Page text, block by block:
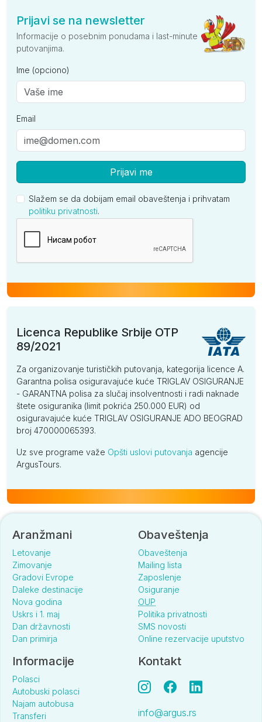
Prijavi se na newsletter
Informacije o posebnim ponudama i last-minute
putovanjima.
Ime (opciono)
Email
Prijavi me
Slažem se da dobijam email obaveštenja i prihvatam
politiku privatnosti.
Licenca Republike Srbije OTP
89/2021
Za organizovanje turističkih putovanja, kategorija licence A.
Garantna polisa osiguravajuće kuće TRIGLAV OSIGURANJE
- GARANTNA polisa za slučaj insolventnosti i radi naknade
štete osiguranika (limit pokrića 250.000 EUR) od
osiguravajuće kuće TRIGLAV OSIGURANJE ADO BEOGRAD
broj 470000065393.
Uz sve programe važe Opšti uslovi putovanja agencije
ArgusTours.
Aranžmani
Letovanje
Zimovanje
Gradovi Evrope
Daleke destinacije
Nova godina
Uskrs i 1. maj
Dan državnosti
Dan primirja
Obaveštenja
Obaveštenja
Mailing lista
Zaposlenje
Osiguranje
OUP
Politika privatnosti
SMS novosti
Online rezervacije uputstvo
Informacije
Polasci
Autobuski polasci
Najam autobusa
Transferi
Kontakt
info@argus.rs